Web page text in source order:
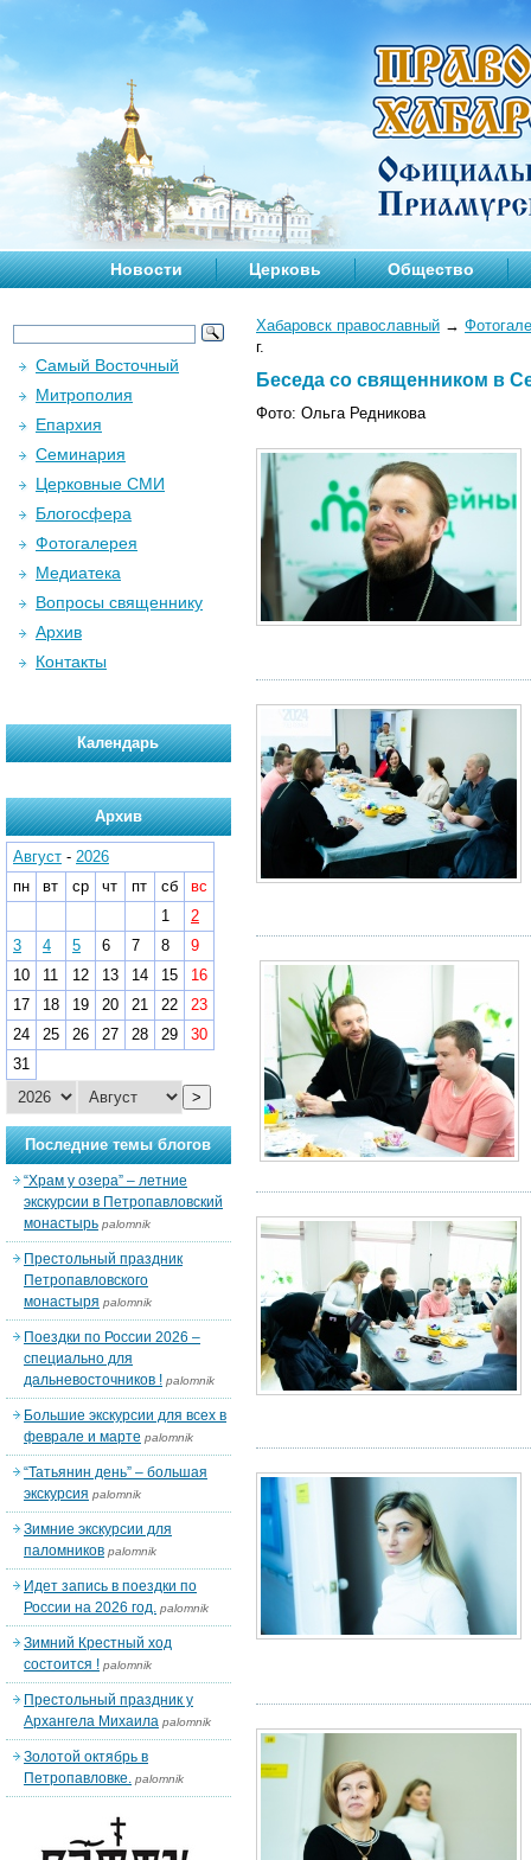
Новости Церковь Общество
Хабаровск православный →
г.
Беседа со священником в
Фото: Ольга Редникова
Самый Восточный
Митрополия
Епархия
Семинария
Церковные СМИ
Блогосфера
Фотогалерея
Медиатека
Вопросы священнику
Архив
Контакты
Календарь
Архив
Август - 2026
пн
вт ср чт пт сб
вс
1
2
3
4 5 6 7 8
9
10
11 12 13 14 15
16
17
18 19 20 21 22
23
24
25 26 27 28 29
30
31
>
Последние темы блогов
“Храм у озера” – летние
экскурсии в Петропавловский
монастырь palomnik
Престольный праздник
Петропавловского
монастыря palomnik
Поездки по России 2026 –
специально для
дальневосточников ! palomnik
Большие экскурсии для всех в
феврале и марте palomnik
“Татьянин день” – большая
экскурсия palomnik
Зимние экскурсии для
паломников palomnik
Идет запись в поездки по
России на 2026 год. palomnik
Зимний Крестный ход
состоится ! palomnik
Престольный праздник у
Архангела Михаила palomnik
Золотой октябрь в
Петропавловке. palomnik